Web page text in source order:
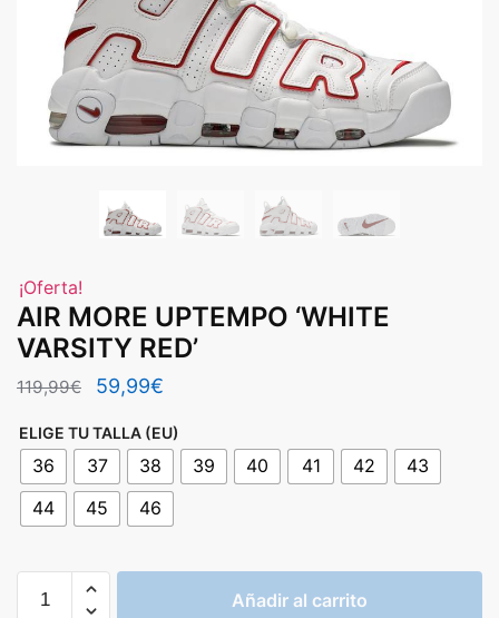
¡Oferta!
AIR MORE UPTEMPO ‘WHITE
VARSITY RED’
119,99€
El
original
era:
119,99€.
59,99€
actual
es:
ELIGE TU TALLA (EU)
36 37 38 39 40 41 42
43
44
45 46
MORE
Añadir al carrito